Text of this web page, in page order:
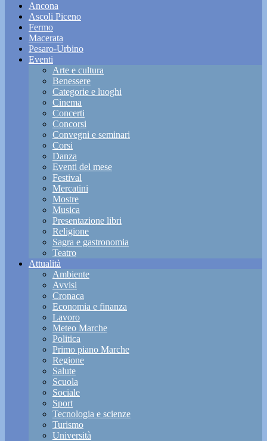
Ancona
Ascoli Piceno
Fermo
Macerata
Pesaro-Urbino
Eventi
Arte e cultura
Benessere
Categorie e luoghi
Cinema
Concerti
Concorsi
Convegni e seminari
Corsi
Danza
Eventi del mese
Festival
Mercatini
Mostre
Musica
Presentazione libri
Religione
Sagra e gastronomia
Teatro
Attualità
Ambiente
Avvisi
Cronaca
Economia e finanza
Lavoro
Meteo Marche
Politica
Primo piano Marche
Regione
Salute
Scuola
Sociale
Sport
Tecnologia e scienze
Turismo
Università